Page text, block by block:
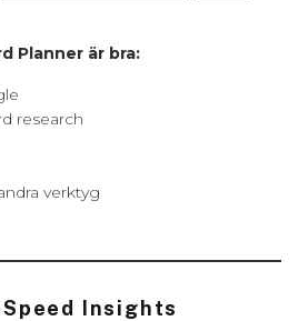
Planner är bra:
research
verktyg
Insights